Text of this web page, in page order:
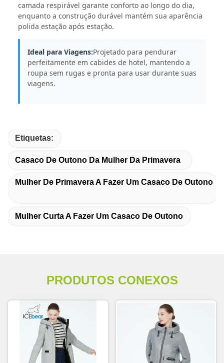
camada respirável garante conforto ao longo do dia,
enquanto a construção durável mantém sua aparência
polida estação após estação.
Ideal para Viagens:Projetado para pendurar
perfeitamente em cabides de hotel, mantendo a
roupa sem rugas e pronta para usar durante suas
viagens.
Etiquetas:
Casaco De Outono Da Mulher Da Primavera
Mulher De Primavera A Fazer Um Casaco De Outono
Mulher Curta A Fazer Um Casaco De Outono
PRODUTOS CONEXOS